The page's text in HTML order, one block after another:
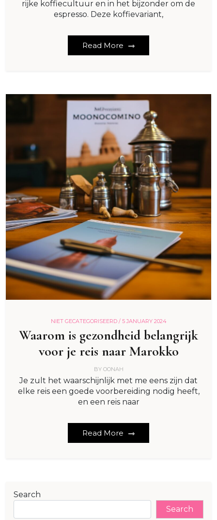
rijke koffiecultuur en in het bijzonder om de
espresso. Deze koffievariant,
Read More
NIET GECATEGORISEERD /5 JANUARY 2024
Waarom is gezondheid belangrijk
voor je reis naar Marokko
BY OONAH
Je zult het waarschijnlijk met me eens zijn dat
elke reis een goede voorbereiding nodig heeft,
en een reis naar
Read More
Search
Search